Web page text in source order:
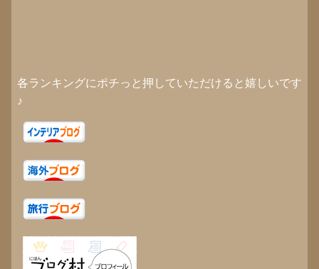
各ランキングにポチっと押していただけると嬉しいです
♪